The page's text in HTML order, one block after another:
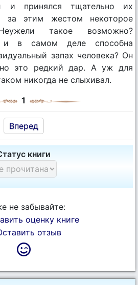
и принялся тщательно их
за этим жестом некоторое
такое возможно?
и в самом деле способна
запах человека? Он
это редкий дар. А уж для
никогда не слыхивал.
1
Вперед
книги
не забывайте:
оценку книге
отзыв